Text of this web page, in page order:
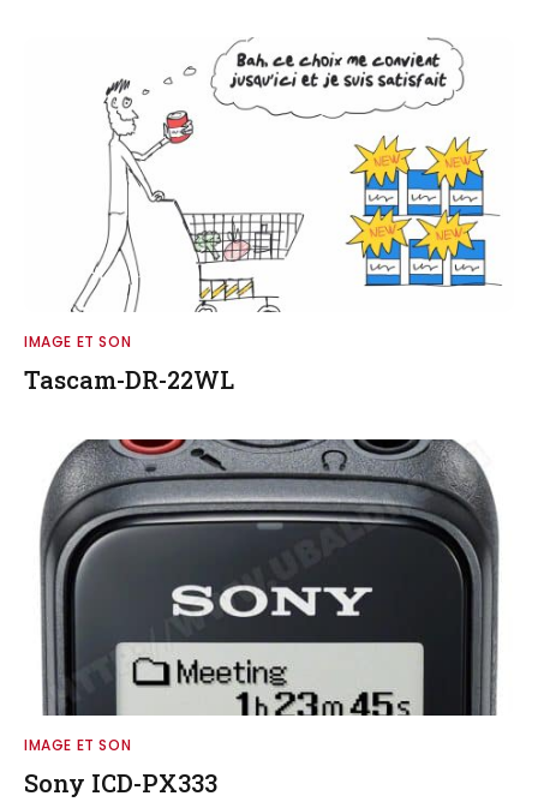
IMAGE ET SON
Tascam-DR-22WL
IMAGE ET SON
Sony ICD-PX333